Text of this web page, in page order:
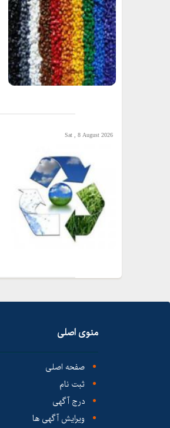
Sat , 8 August 2026
منوی اصلی
صفحه اصلی
ثبت نام
درج آگهی
ویرایش آگهی ها